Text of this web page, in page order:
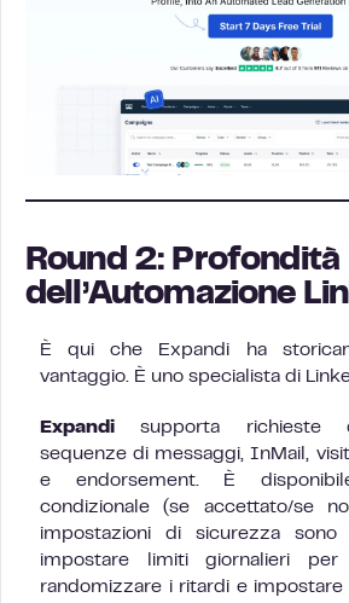
Round 2: Profondità
dell’Automazione
È qui che Expandi ha
vantaggio. È uno specialista di
Expandi supporta richieste
sequenze di messaggi, InMail,
e endorsement. È
condizionale (se accettato/se
impostazioni di sicurezza sono
impostare limiti giornalieri
randomizzare i ritardi e impostare